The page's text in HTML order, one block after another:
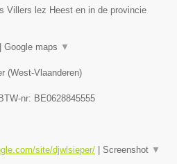
Villers lez Heest en in de provincie
Google maps ▼
(West-Vlaanderen)
BTW-nr: BE0628845555
site/djwlsieper/ Screenshot ▼